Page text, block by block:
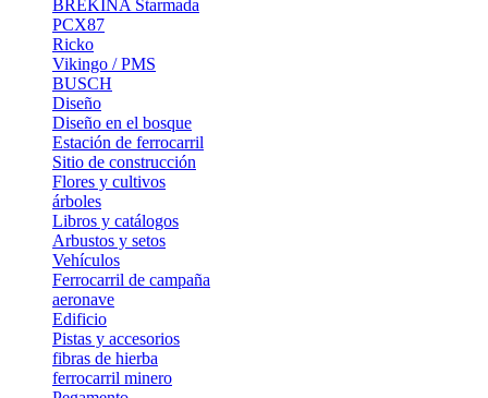
BREKINA Starmada
PCX87
Ricko
Vikingo / PMS
BUSCH
Diseño
Diseño en el bosque
Estación de ferrocarril
Sitio de construcción
Flores y cultivos
árboles
Libros y catálogos
Arbustos y setos
Vehículos
Ferrocarril de campaña
aeronave
Edificio
Pistas y accesorios
fibras de hierba
ferrocarril minero